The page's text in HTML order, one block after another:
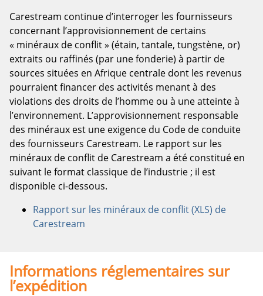
Carestream continue d’interroger les fournisseurs
concernant l’approvisionnement de certains
« minéraux de conflit » (étain, tantale, tungstène, or)
extraits ou raffinés (par une fonderie) à partir de
sources situées en Afrique centrale dont les revenus
pourraient financer des activités menant à des
violations des droits de l’homme ou à une atteinte à
l’environnement. L’approvisionnement responsable
des minéraux est une exigence du Code de conduite
des fournisseurs Carestream. Le rapport sur les
minéraux de conflit de Carestream a été constitué en
suivant le format classique de l’industrie ; il est
disponible ci-dessous.
Rapport sur les minéraux de conflit (XLS) de
Carestream
Informations réglementaires sur
l’expédition